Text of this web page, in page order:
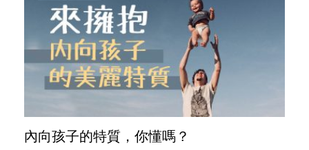
內向孩子的特質，你懂嗎？
夫妻必看！經營婚姻，沒捷徑
新手父母不用怕
想孩子學好外語，點做好？
孩子能力天注定？